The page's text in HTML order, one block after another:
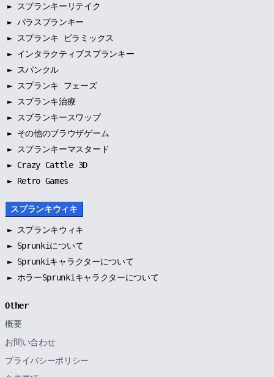
►
スプランキーリテイク
► パラスプランキー
►
スプランキ ピラミックス
► インタラクティブスプランキー
►
スパンクル
►
スプランキ フェーズ
►
スプランキ治療
►
スプランキースワップ
► その他のブラウザゲーム
►
スプランキーマスタード
► Crazy Cattle 3D
► Retro Games
スプランキウィキ
►
スプランキウィキ
► Sprunkiについて
► Sprunkiキャラクターについて
► ホラーSprunkiキャラクターについて
Other
概要
お問い合わせ
プライバシーポリシー